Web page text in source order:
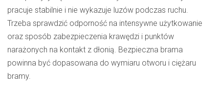
pracuje stabilnie i nie wykazuje luzów podczas ruchu.
Trzeba sprawdzić odporność na intensywne użytkowanie
oraz sposób zabezpieczenia krawędzi i punktów
narażonych na kontakt z dłonią. Bezpieczna brama
powinna być dopasowana do wymiaru otworu i ciężaru
bramy.